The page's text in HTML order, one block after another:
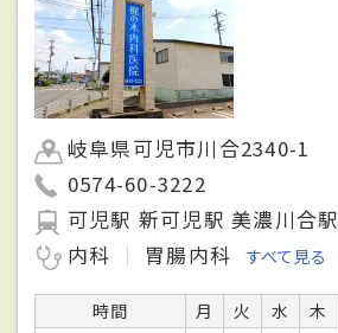
岐阜県可児市川合2340-1
0574-60-3222
可児駅 新可児駅 美濃川合駅
内科
胃腸内科 すべて見る
時間 月 火 水 木